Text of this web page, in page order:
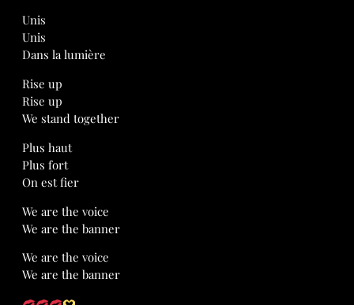
Unis
Unis
Dans la lumière
Rise up
Rise up
We stand together
Plus haut
Plus fort
On est fier
We are the voice
We are the banner
We are the voice
We are the banner